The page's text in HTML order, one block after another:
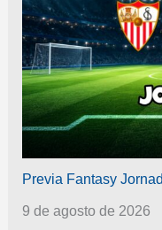
Previa Fantasy
9 de agosto de 2026